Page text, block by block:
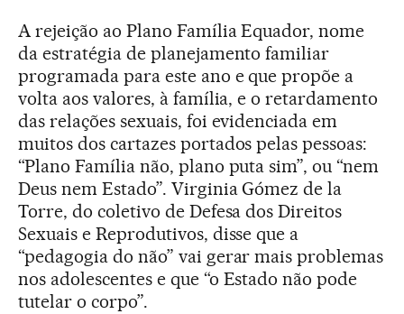
A rejeição ao Plano Família Equador, nome
da estratégia de planejamento familiar
programada para este ano e que propõe a
volta aos valores, à família, e o retardamento
das relações sexuais, foi evidenciada em
muitos dos cartazes portados pelas pessoas:
“Plano Família não, plano puta sim”, ou “nem
Deus nem Estado”. Virginia Gómez de la
Torre, do coletivo de Defesa dos Direitos
Sexuais e Reprodutivos, disse que a
“pedagogia do não” vai gerar mais problemas
nos adolescentes e que “o Estado não pode
tutelar o corpo”.